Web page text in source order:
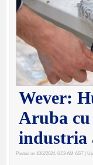
Wever:
Aruba cu
industria
Posted on 10/2/2024, 6:53 AM AST |